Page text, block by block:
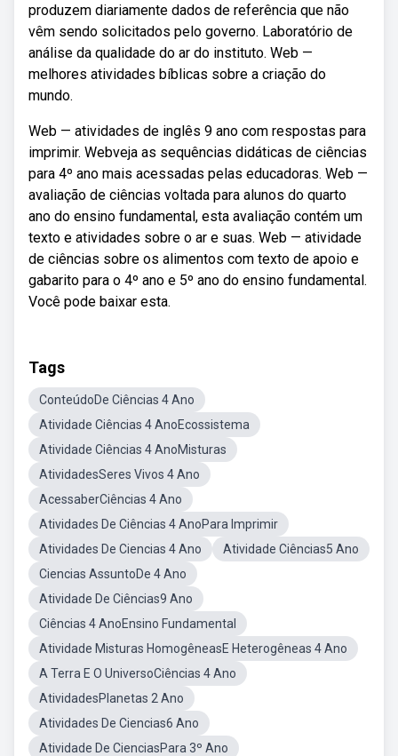
produzem diariamente dados de referência que não
vêm sendo solicitados pelo governo. Laboratório de
análise da qualidade do ar do instituto. Web —
melhores atividades bíblicas sobre a criação do
mundo.
Web — atividades de inglês 9 ano com respostas para
imprimir. Webveja as sequências didáticas de ciências
para 4º ano mais acessadas pelas educadoras. Web —
avaliação de ciências voltada para alunos do quarto
ano do ensino fundamental, esta avaliação contém um
texto e atividades sobre o ar e suas. Web — atividade
de ciências sobre os alimentos com texto de apoio e
gabarito para o 4º ano e 5º ano do ensino fundamental.
Você pode baixar esta.
Tags
ConteúdoDe Ciências 4 Ano
Atividade Ciências 4 AnoEcossistema
Atividade Ciências 4 AnoMisturas
AtividadesSeres Vivos 4 Ano
AcessaberCiências 4 Ano
Atividades De Ciências 4 AnoPara Imprimir
Atividades De Ciencias 4 Ano
Atividade Ciências5 Ano
Ciencias AssuntoDe 4 Ano
Atividade De Ciências9 Ano
Ciências 4 AnoEnsino Fundamental
Atividade Misturas HomogêneasE Heterogêneas 4 Ano
A Terra E O UniversoCiências 4 Ano
AtividadesPlanetas 2 Ano
Atividades De Ciencias6 Ano
Atividade De CienciasPara 3º Ano